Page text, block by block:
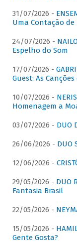
31/07/2026 -
Uma Contação
24/07/2026 -
Espelho do Som
17/07/2026 -
Guest: As
10/07/2026 -
Homenagem a
03/07/2026 - DUO
26/06/2026 - DUO
12/06/2026 -
29/05/2026 - DUO
Fantasia Brasil
22/05/2026 -
15/05/2026 -
Gente Gosta?